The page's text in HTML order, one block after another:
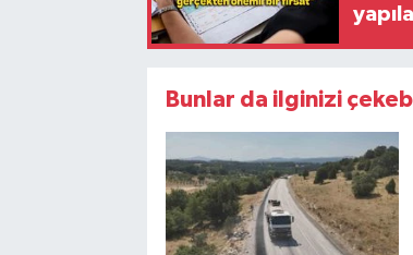
Bunlar da ilginizi